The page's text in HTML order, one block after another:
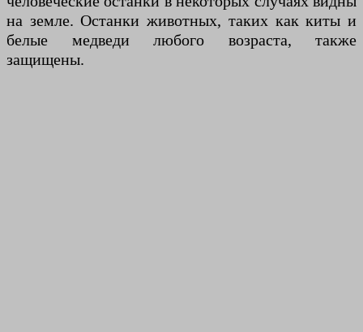
на земле. Останки животных, таких как киты и
белые медведи любого возраста, также
защищены.